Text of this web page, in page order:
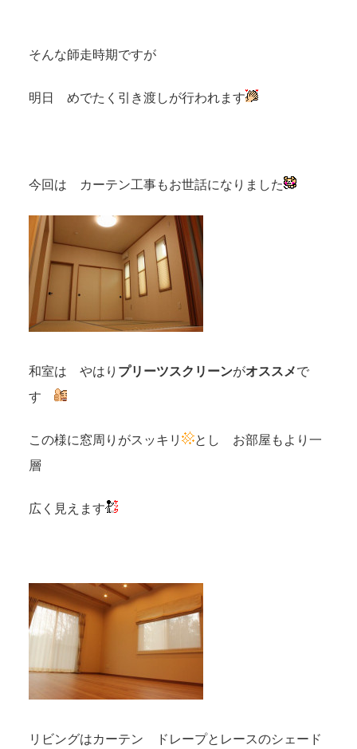
そんな師走時期ですが
明日 めでたく引き渡しが行われます
今回は カーテン工事もお世話になりました
和室は やはり プリーツスクリーンがオススメで
す
この様に窓周りがスッキリ
とし お部屋もより一
層
広く見えます
リビングはカーテン ドレープとレースのシェード